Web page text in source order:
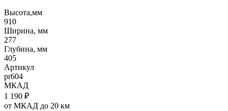
Высота,мм
910
Ширина, мм
277
Глубина, мм
405
Артикул
pr604
МКАД
1 190 ₽
от МКАД до 20 км